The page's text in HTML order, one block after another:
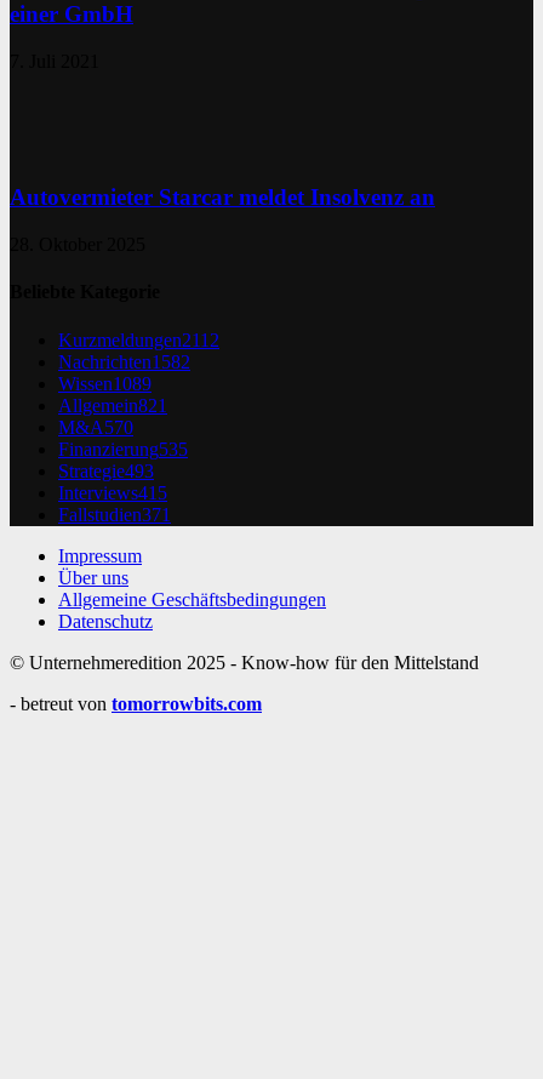
einer GmbH
Autovermieter Starcar meldet Insolvenz an
Kurzmeldungen2112
Nachrichten1582
Wissen1089
Allgemein821
M&A570
Finanzierung535
Strategie493
Interviews415
Fallstudien371
Impressum
Über uns
Allgemeine Geschäftsbedingungen
Datenschutz
© Unternehmeredition 2025 - Know-how für den Mittelstand
- betreut von tomorrowbits.com